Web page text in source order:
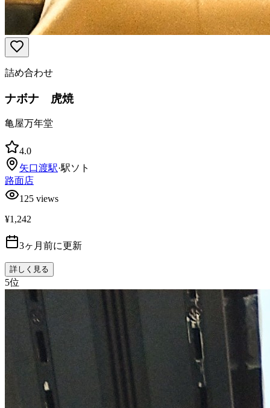
詰め合わせ
ナボナ 虎焼
亀屋万年堂
4.0
矢口渡駅·駅ソト
路面店
125 views
¥1,242
3ヶ月前に更新
詳しく見る
5位